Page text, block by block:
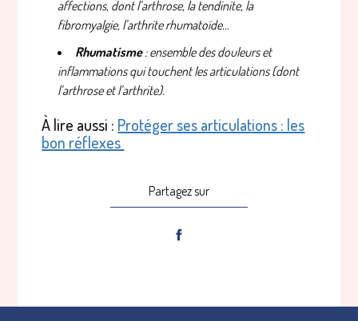
affections, dont l’arthrose, la tendinite, la
fibromyalgie, l’arthrite rhumatoïde…
Rhumatisme:ensemble des douleurs et
inflammations qui touchent les articulations (dont
l’arthrose et l’arthrite).
À lire aussi : Protéger ses articulations : les
bon réflexes
Partagez sur